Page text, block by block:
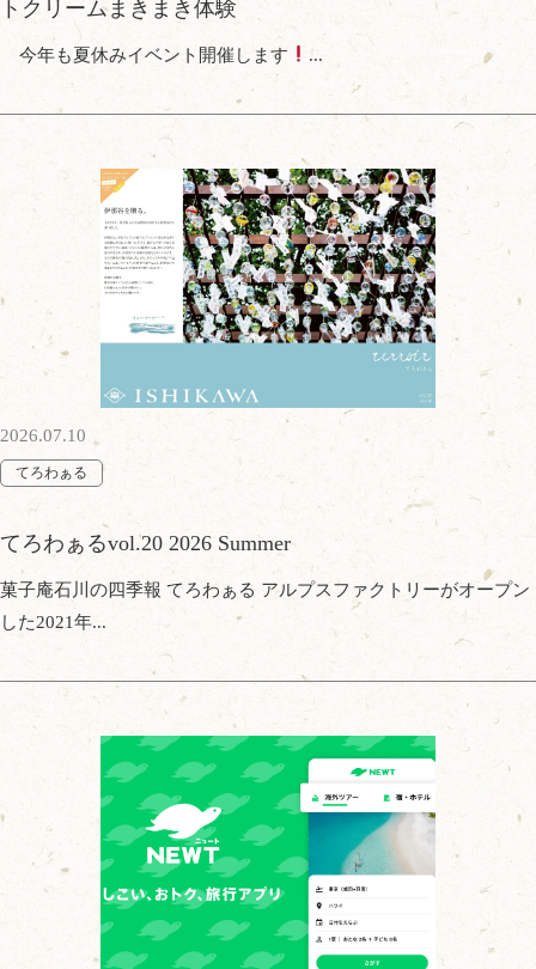
トクリームまきまき体験
今年も夏休みイベント開催します ...
2026.07.10
てろわぁる
てろわぁるvol.20 2026 Summer
菓子庵石川の四季報 てろわぁる アルプスファクトリーがオープン
した2021年...